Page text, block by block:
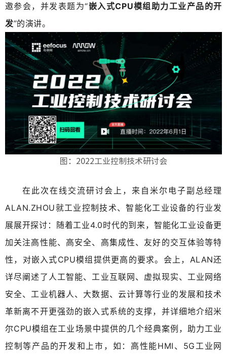
邀参会，并发表题为“嵌入式CPU模组助力工业产品的开
发”的演讲。
图：2022工业控制技术研讨会
在此次在线交流研讨会上，来自米尔电子副总经理
ALAN.ZHOU就工业控制技术、智能化工业设备的行业发
展展开探讨：随着工业4.0时代的到来，智能化工业设备更
加关注高性能、高安全、高集成性、友好的交互体验等特
性，对嵌入式CPU模组提供更高的要求。会上，ALAN还
详尽阐述了人工智能、工业互联网、虚拟现实、工业网络
安全、工业机器人、大数据、云计算等行业的发展和技术
革新离不开更强劲的嵌入式系统的支撑，并详细地介绍米
尔CPU模组在工业场景中提供的几个经典案例，助力工业
控制等产品的开发和上市，如：高性能HMI、5G工业网